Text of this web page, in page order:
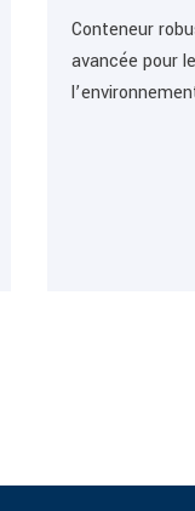
Conteneur
avancée pour